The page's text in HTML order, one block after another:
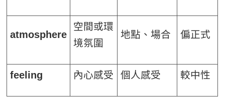
atmosphere
空間或環
境氛圍
地點、場合 偏正式
feeling 內心感受 個人感受 較中性